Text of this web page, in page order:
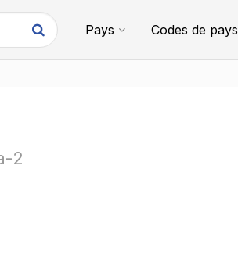
Pays Codes de pays
2